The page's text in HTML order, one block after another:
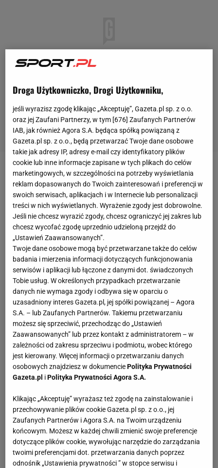
Do samego końca wydawało się, że Pogoń Szczecin
będzie mogła cieszyć się ze swojego pierwszego
trofeum w 76-letniej historii. Podopieczni Jensa
Gustafssona prowadzili 1:0 po golu Efthymiosa
Koulourisa w 75. minucie w finale PucharuPolski
w samej końcówce do wyrównania doprowadziła
Eneko Satrustegui.
Droga Użytkowniczko, Drogi Użytkowniku,
jeśli wyrazisz zgodę klikając „Akceptuję”, Gazeta.pl sp. z o.o.
oraz jej Zaufani Partnerzy, w tym [676] Zaufanych Partnerów
IAB, jak również Agora S.A. będąca spółką powiązaną z
Gazeta.pl sp. z o.o., będą przetwarzać Twoje dane osobowe
takie jak adresy IP, adresy e-mail czy identyfikatory plików
cookie lub inne informacje zapisane w tych plikach do celów
marketingowych, w szczególności na potrzeby wyświetlania
reklam dopasowanych do Twoich zainteresowań i preferencji w
swoich serwisach, aplikacjach i w Internecie lub personalizacji
treści w nich wyświetlanych. Wyrażenie zgody jest dobrowolne.
Jeśli nie chcesz wyrazić zgody, chcesz ograniczyć jej zakres lub
chcesz wycofać zgodę uprzednio udzieloną przejdź do
„Ustawień Zaawansowanych”.
Twoje dane osobowe mogą być przetwarzane także do celów
badania i mierzenia informacji dotyczących funkcjonowania
serwisów i aplikacji lub łączone z danymi dot. świadczonych
Tobie usług. W określonych przypadkach przetwarzanie
danych nie wymaga zgody i odbywa się w oparciu o
uzasadniony interes Gazeta.pl, jej spółki powiązanej – Agora
S.A. – lub Zaufanych Partnerów. Takiemu przetwarzaniu
możesz się sprzeciwić, przechodząc do „Ustawień
Zaawansowanych” lub przez kontakt z administratorem – w
zależności od zakresu sprzeciwu i podmiotu, wobec którego
jest kierowany. Więcej informacji o przetwarzaniu danych
osobowych znajdziesz w dokumenciePolityka Prywatności
Gazeta.pl iPolityka Prywatności Agora S.A.
Klikając „Akceptuję” wyrażasz też zgodę na zainstalowanie i
przechowywanie plików cookie Gazeta.pl sp. z o.o., jej
Zaufanych Partnerów i Agora S.A. na Twoim urządzeniu
końcowym. Możesz w każdej chwili zmienić swoje preferencje
dotyczące plików cookie, wywołując narzędzie do zarządzania
twoimi preferencjami dot. przetwarzania danych poprzez
odnośnik „Ustawienia prywatności ” w stopce serwisu i